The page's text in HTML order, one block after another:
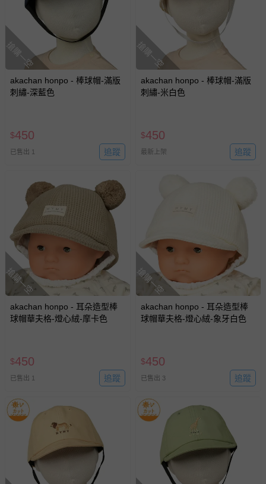
搶購一空
akachan honpo - 棒球帽-滿版
刺繡-深藍色
$450
已售出 1 追蹤
搶購一空
akachan honpo - 棒球帽-滿版
刺繡-米白色
$450
最新上架 追蹤
搶購一空
akachan honpo - 耳朵造型棒
球帽華夫格-燈心絨-摩卡色
$450
已售出 1 追蹤
搶購一空
akachan honpo - 耳朵造型棒
球帽華夫格-燈心絨-象牙白色
$450
已售出 3 追蹤